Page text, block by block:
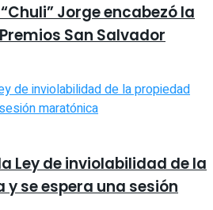
Jorge encabezó la
San Salvador
Ley de inviolabilidad de la
se espera una sesión